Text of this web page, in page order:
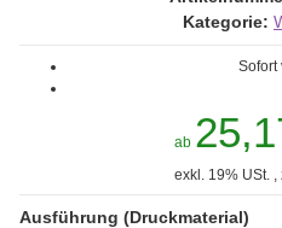
Kategorie:
Sofort
ab
exkl. 19% USt. ,
Ausführung (Druckmaterial)